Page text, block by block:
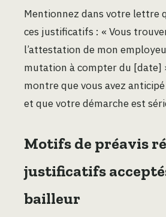
Mentionnez dans votre lettre
ces justificatifs : « Vous
l’attestation de mon
mutation à compter du [date]
montre que vous avez
et que votre démarche est
Motifs de préavis
justificatifs
bailleur